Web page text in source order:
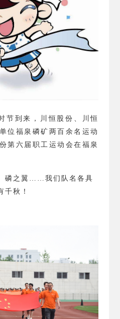
节到来，川恒股份、川恒
位福泉磷矿两百余名运动
第六届职工运动会在福泉
磷之翼……我们队名各具
千秋！